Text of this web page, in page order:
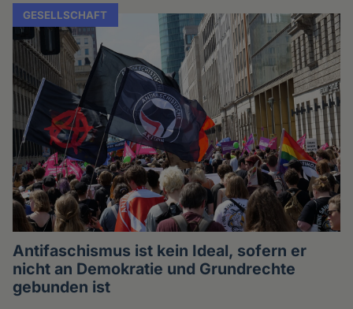
GESELLSCHAFT
Antifaschismus ist kein Ideal, sofern er
nicht an Demokratie und Grundrechte
gebunden ist